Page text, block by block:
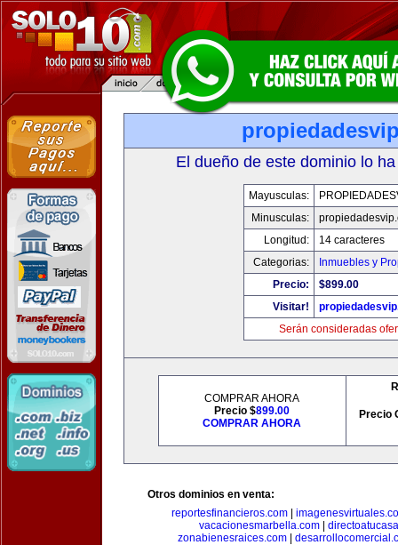
El dueño de este dominio lo
Mayusculas:
Minusculas:
Longitud:
14 caracteres
Categorias:
Inmuebles y
Precio:
$899.00
Visitar!
Serán consideradas
COMPRAR AHORA
Precio $899.00
COMPRAR AHORA
Precio
Otros dominios en venta:
reportesfinancieros.com
vacacionesmarbella.com
zonabienesraices.com